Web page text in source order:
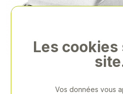
Previous
Les
Vos données vous